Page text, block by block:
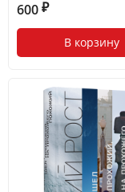
600 ₽
В корзину